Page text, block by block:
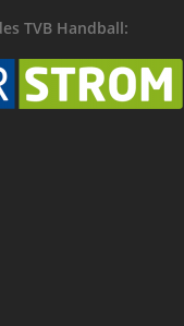
TVB Handball: